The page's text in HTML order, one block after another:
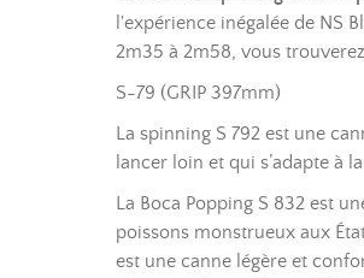
l'expérience inégalée de NS
2m35 à 2m58, vous
S-79 (GRIP 397mm)
La spinning S 792 est une
lancer loin et qui s’adapte à
La Boca Popping S 832 est
poissons monstrueux aux
est une canne légère et